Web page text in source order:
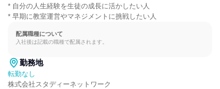
* 自分の人生経験を生徒の成長に活かしたい人
* 早期に教室運営やマネジメントに挑戦したい人
配属職種について
入社後は記載の職種で配属されます。
勤務地
転勤なし
株式会社スタディーネットワーク